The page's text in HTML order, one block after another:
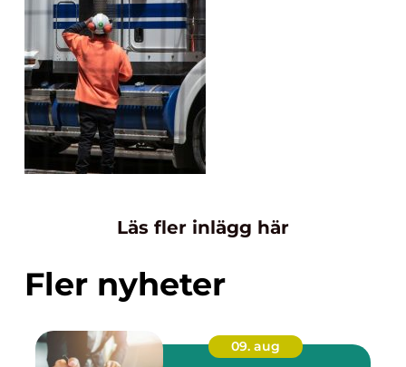
Läs fler inlägg här
Fler nyheter
09. aug